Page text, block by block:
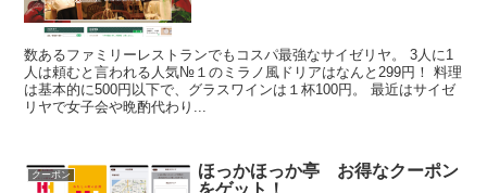
数あるファミリーレストランでもコスパ最強なサイゼリヤ。 3人に1
人は頼むと言われる人気№１のミラノ風ドリアはなんと299円！ 料理
は基本的に500円以下で、グラスワインは１杯100円。 最近はサイゼ
リヤで女子会や晩酌代わり...
クーポン
ほっかほっか亭 お得なクーポン